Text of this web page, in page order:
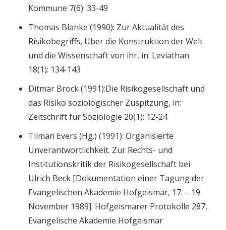
Kommune 7(6): 33-49
Thomas Blanke (1990): Zur Aktualität des
Risikobegriffs. Über die Konstruktion der Welt
und die Wissenschaft von ihr, in: Leviathan
18(1): 134-143
Ditmar Brock (1991):Die Risikogesellschaft und
das Risiko soziologischer Zuspitzung, in:
Zeitschrift für Soziologie 20(1): 12-24
Tilman Evers (Hg.) (1991): Organisierte
Unverantwortlichkeit. Zur Rechts- und
Institutionskritik der Risikogesellschaft bei
Ulrich Beck [Dokumentation einer Tagung der
Evangelischen Akademie Hofgeismar, 17. – 19.
November 1989]. Hofgeismarer Protokolle 287,
Evangelische Akademie Hofgeismar